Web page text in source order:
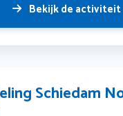
Bekijk de activiteit
Schiedam